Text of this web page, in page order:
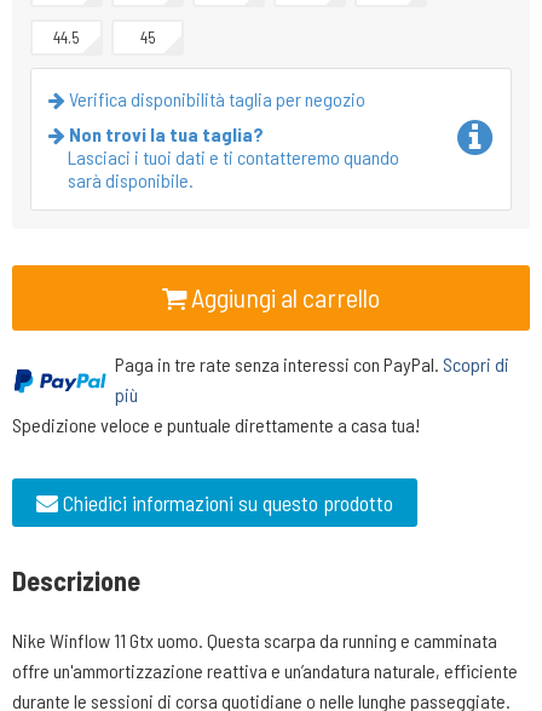
44.5 45
Verifica disponibilità taglia per negozio
Non trovi la tua taglia?
Lasciaci i tuoi dati e ti contatteremo quando
sarà disponibile.
Aggiungi al carrello
Paga in tre rate senza interessi con PayPal. Scopri di
più
Spedizione veloce e puntuale direttamente a casa tua!
Chiedici informazioni su questo prodotto
Descrizione
Nike Winflow 11 Gtx uomo. Questa scarpa da running e camminata
offre un'ammortizzazione reattiva e un’andatura naturale, efficiente
durante le sessioni di corsa quotidiane o nelle lunghe passeggiate.